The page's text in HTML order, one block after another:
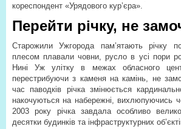
кореспондент «Урядового кур’єра».
Перейти річку, не
Старожили Ужгорода пам’ятають річку
плесом плавали човни, русло в усі пори
Нині Уж улітку в межах обласного
перестрибуючи з каменя на камінь, не
час паводків річка змінюється
накочуються на набережні, вихлюпуючись
2003 року річка завдала особливо
десятки будинків та інфраструктурних